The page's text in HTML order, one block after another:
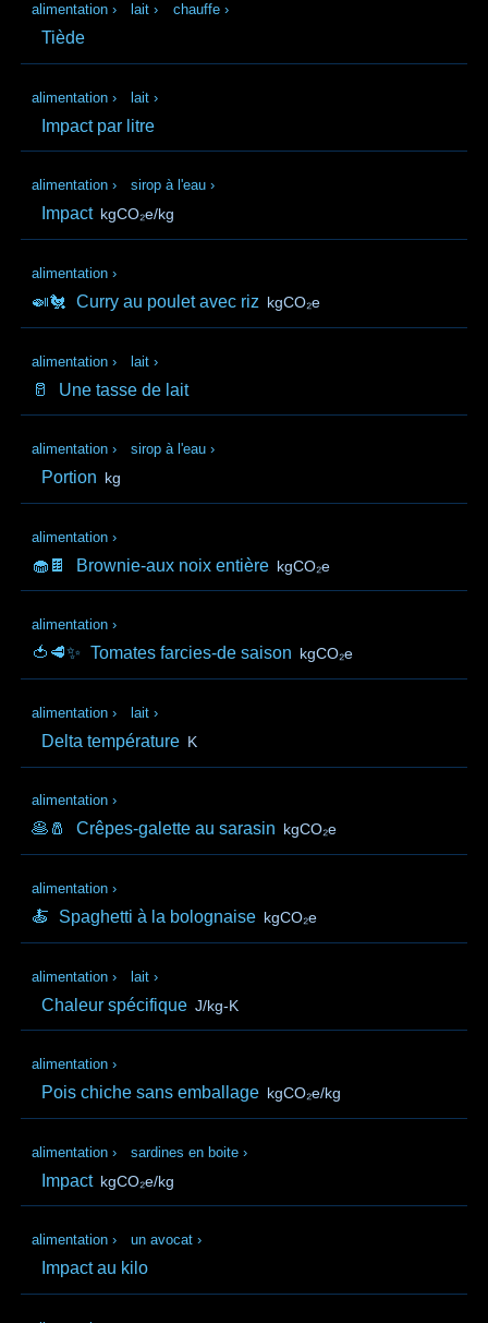
alimentation › lait › chauffe ›
Tiède
alimentation › lait ›
Impact par litre
alimentation › sirop à l'eau ›
Impact kgCO₂e/kg
alimentation ›
🍛🐔 Curry au poulet avec riz kgCO₂e
alimentation › lait ›
🥛 Une tasse de lait
alimentation › sirop à l'eau ›
Portion kg
alimentation ›
🧁🍫 Brownie-aux noix entière kgCO₂e
alimentation ›
🍅🥩✨ Tomates farcies-de saison kgCO₂e
alimentation › lait ›
Delta température K
alimentation ›
🥞🧂 Crêpes-galette au sarasin kgCO₂e
alimentation ›
🍝 Spaghetti à la bolognaise kgCO₂e
alimentation › lait ›
Chaleur spécifique J/kg-K
alimentation ›
Pois chiche sans emballage kgCO₂e/kg
alimentation › sardines en boite ›
Impact kgCO₂e/kg
alimentation › un avocat ›
Impact au kilo